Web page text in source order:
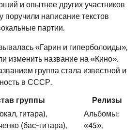
и опытнее других участников
поручили написание текстов
партии.
«Гарин и гиперболоиды»,
изменить название на «Кино».
группа стала известной и
в СССР.
группы Релизы
гитара),
(бас-гитара),
Альбомы:
«45»,